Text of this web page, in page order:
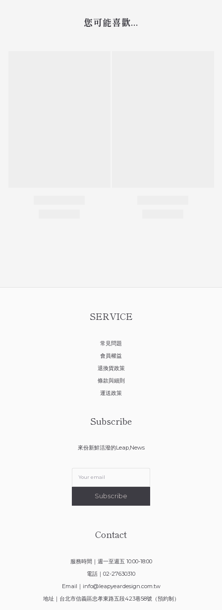
您可能喜歡...
SERVICE
常見問題
會員權益
退換貨政策
條款與細則
運送政策
Subscribe
來份新鮮活潑的Leap,News
Subscribe
Contact
服務時間｜週一至週五 10:00-18:00
電話｜02-27630310
Email｜ info@leapyeardesign.com.tw
地址｜台北市信義區忠孝東路五段423巷58號（預約制）